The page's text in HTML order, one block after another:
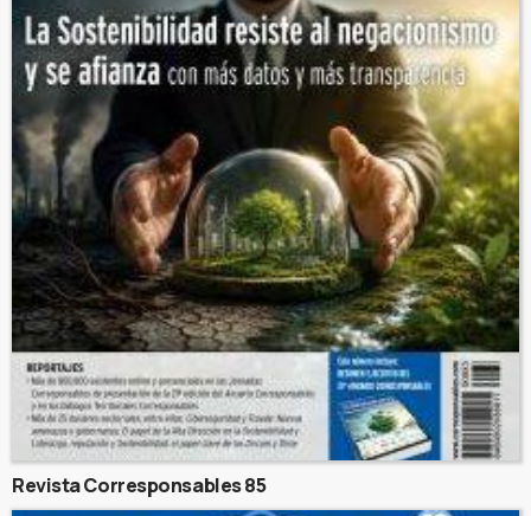
Revista Corresponsables 85